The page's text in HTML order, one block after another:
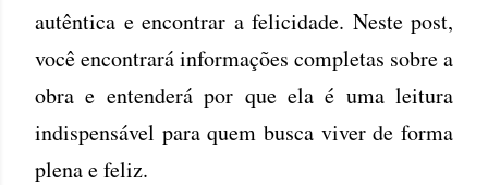
autêntica e encontrar a felicidade. Neste post,
você encontrará informações completas sobre a
obra e entenderá por que ela é uma leitura
indispensável para quem busca viver de forma
plena e feliz.